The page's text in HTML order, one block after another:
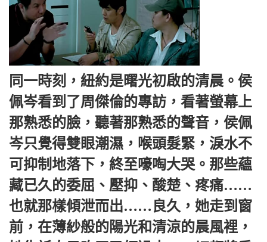
同一時刻，紐約是曙光初啟的清晨。侯
佩岑看到了周傑倫的專訪，看著螢幕上
那熟悉的臉，聽著那熟悉的聲音，侯佩
岑只覺得雙眼潮濕，喉頭髮緊，淚水不
可抑制地落下，終至嚎啕大哭。那些蘊
藏已久的委屈、壓抑、酸楚、疼痛……
也就那樣傾泄而出……良久，她走到窗
前，在薄紗般的陽光和清涼的晨風裡，